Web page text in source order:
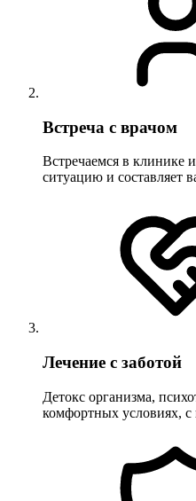
Встреча с врачом
Встречаемся в клинике
ситуацию и составляет
Лечение с заботой
Детокс организма,
комфортных условиях, с